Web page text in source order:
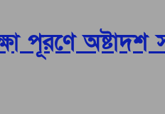
অষ্টাদশ